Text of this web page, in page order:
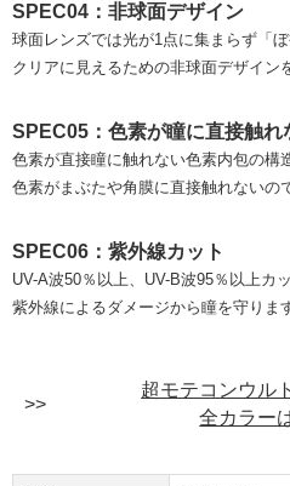
SPEC04：非球面デザイン
球面レンズでは光が1点に集まらず「ぼ
クリアに見えるための非球面デザイン
SPEC05：色素が瞳に直接触れ
色素が直接瞳に触れない色素内包の構
色素がまぶたや角膜に直接触れないの
SPEC06：紫外線カット
UV-A波50％以上、UV-B波95％以上カッ
紫外線によるダメージから瞳を守りま
超モテコンウル
全カラー